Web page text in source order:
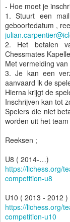
- Hoe moet je
1. Stuurt een
geboortedatum ,
2. Het betalen
Chessmates
Met vermelding
3. Je kan een
aanvaard ik de
Hierna krijgt de
Inschrijven kan tot
Spelers die niet
worden uit het
Reeksen ;
U8 ( 2014-…)
https://lichess.org/
competition-u8
U10 ( 2013 - 2012 )
https://lichess.org/
competition-u10